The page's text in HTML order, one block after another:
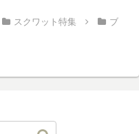
スクワット特集
ブ